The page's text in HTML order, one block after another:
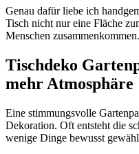
Genau dafür liebe ich
Tisch nicht nur eine Fläche
Menschen zusammenkommen.
Tischdeko
mehr Atmosphäre
Eine stimmungsvolle
Dekoration. Oft entsteht die
wenige Dinge bewusst